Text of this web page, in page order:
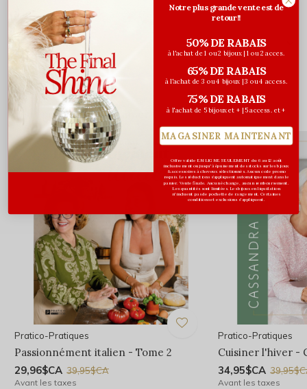
Évaluations
0/ 5
Vous pourriez aussi aimer...
Pratico-Pratiques
Passionnément italien - Tome 2
29,96$CA 39,95$CA
Avant les taxes
Pratico-Pratiques
Cuisiner l'hiver -
34,95$CA
Avant les taxes
Notre plus grande vente est de
retour!!
50% DE RABAIS
à l'achat de 1 ou 2 bijoux | 1 ou 2 acces.
65% DE RABAIS
à l'achat de 3 ou 4 bijoux | 3 ou 4 access.
75% DE RABAIS
à l'achat de 5 bijoux et + | 5 access. et +
MAGASINER MAINTENANT
Offre valide EN LIGNE SEULEMENT du 6 au 12 août
inclusivement ou jusqu'à épuisement des stocks sur les bijoux
& accessoires à cheveux sélectionnés. Aucun code promo
requis. Les réductions s’appliquent automatiquement dans le
panier. Vente finale. Aucun échange, aucun remboursement.
Les quantités sont limitées. Les bijoux en liquidation
n'incluent pas de pochette de rangement. Certaines
conditions et exclusions s'appliquent.